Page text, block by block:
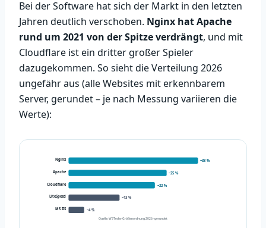
Bei der Software hat sich der Markt in den letzten
Jahren deutlich verschoben. Nginx hat Apache
rund um 2021 von der Spitze verdrängt, und mit
Cloudflare ist ein dritter großer Spieler
dazugekommen. So sieht die Verteilung 2026
ungefähr aus (alle Websites mit erkennbarem
Server, gerundet – je nach Messung variieren die
Werte):
Nginx ~33 %
Apache ~25 %
Cloudflare ~22 %
LiteSpeed ~13 %
MS IIS ~4 %
Quelle: W3Techs-Größenordnung 2026 · gerundet